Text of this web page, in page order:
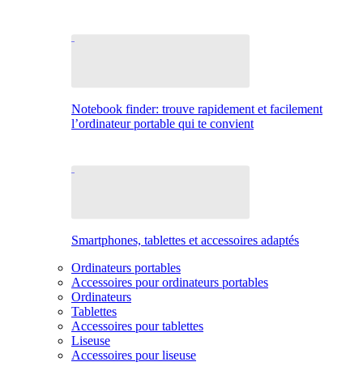
Notebook finder: trouve rapidement et facilement
l’ordinateur portable qui te convient
Smartphones, tablettes et accessoires adaptés
Ordinateurs portables
Accessoires pour ordinateurs portables
Ordinateurs
Tablettes
Accessoires pour tablettes
Liseuse
Accessoires pour liseuse